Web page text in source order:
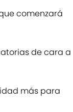
comenzará
de cara a
más para